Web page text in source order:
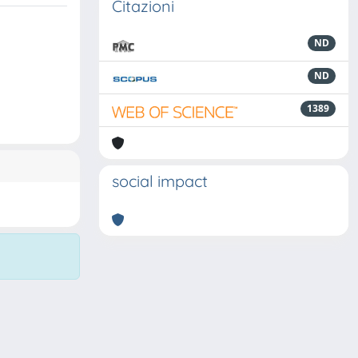
Citazioni
ND
ND
1389
social impact